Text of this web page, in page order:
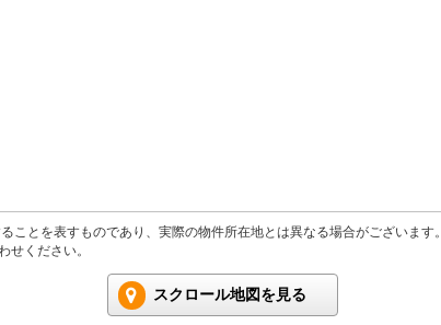
とを表すものであり、実際の物件所在地とは異なる場合がございます。
せください。
スクロール地図を見る